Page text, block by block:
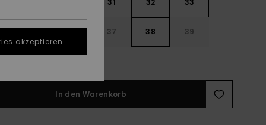
37 38 39
In den Warenkorb
akzeptieren